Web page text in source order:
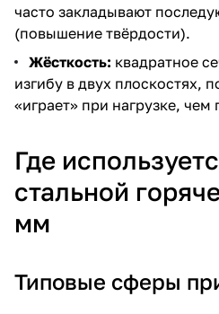
часто закладывают
(повышение твёрдости).
Жёсткость: квадратное
изгибу в двух плоскостях,
«играет» при нагрузке,
Где
стальной
мм
Типовые сферы